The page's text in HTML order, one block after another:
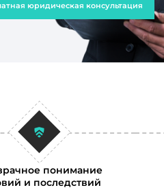
юридическая консультация
понимание
и последствий